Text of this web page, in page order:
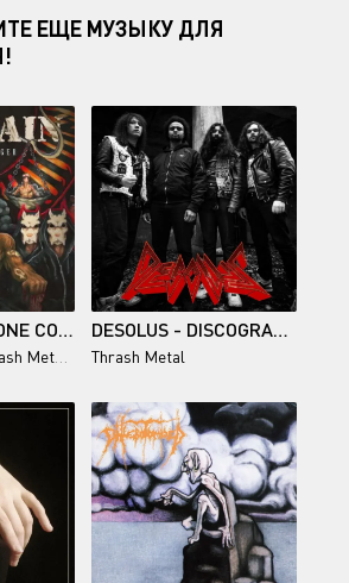
ЕЩЕ МУЗЫКУ ДЛЯ
PRO-PAIN - STONE COLD ANGER
Metal Hardcore
DESOLUS - DISCOGRAPHY (2024-2026)
Thrash Metal